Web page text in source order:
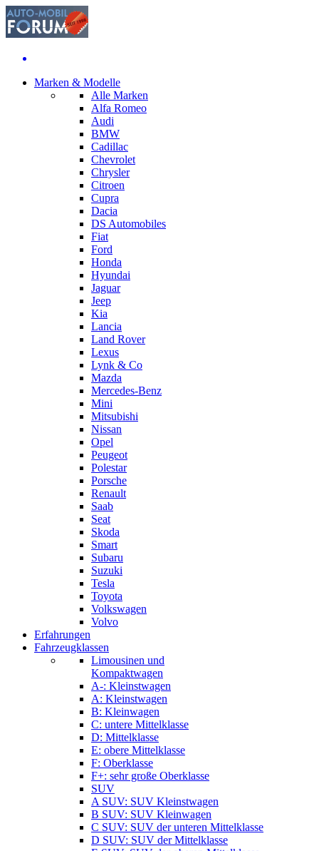
Marken & Modelle
Alle Marken
Alfa Romeo
Audi
BMW
Cadillac
Chevrolet
Chrysler
Citroen
Cupra
Dacia
DS Automobiles
Fiat
Ford
Honda
Hyundai
Jaguar
Jeep
Kia
Lancia
Land Rover
Lexus
Lynk & Co
Mazda
Mercedes-Benz
Mini
Mitsubishi
Nissan
Opel
Peugeot
Polestar
Porsche
Renault
Saab
Seat
Skoda
Smart
Subaru
Suzuki
Tesla
Toyota
Volkswagen
Volvo
Erfahrungen
Fahrzeugklassen
Limousinen und
Kompaktwagen
A-: Kleinstwagen
A: Kleinstwagen
B: Kleinwagen
C: untere Mittelklasse
D: Mittelklasse
E: obere Mittelklasse
F: Oberklasse
F+: sehr große Oberklasse
SUV
A SUV: SUV Kleinstwagen
B SUV: SUV Kleinwagen
C SUV: SUV der unteren Mittelklasse
D SUV: SUV der Mittelklasse